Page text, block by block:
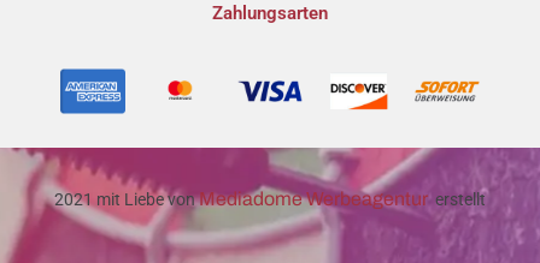
Zahlungsarten
2021 mit Liebe vonMediadome Werbeagentur erstellt